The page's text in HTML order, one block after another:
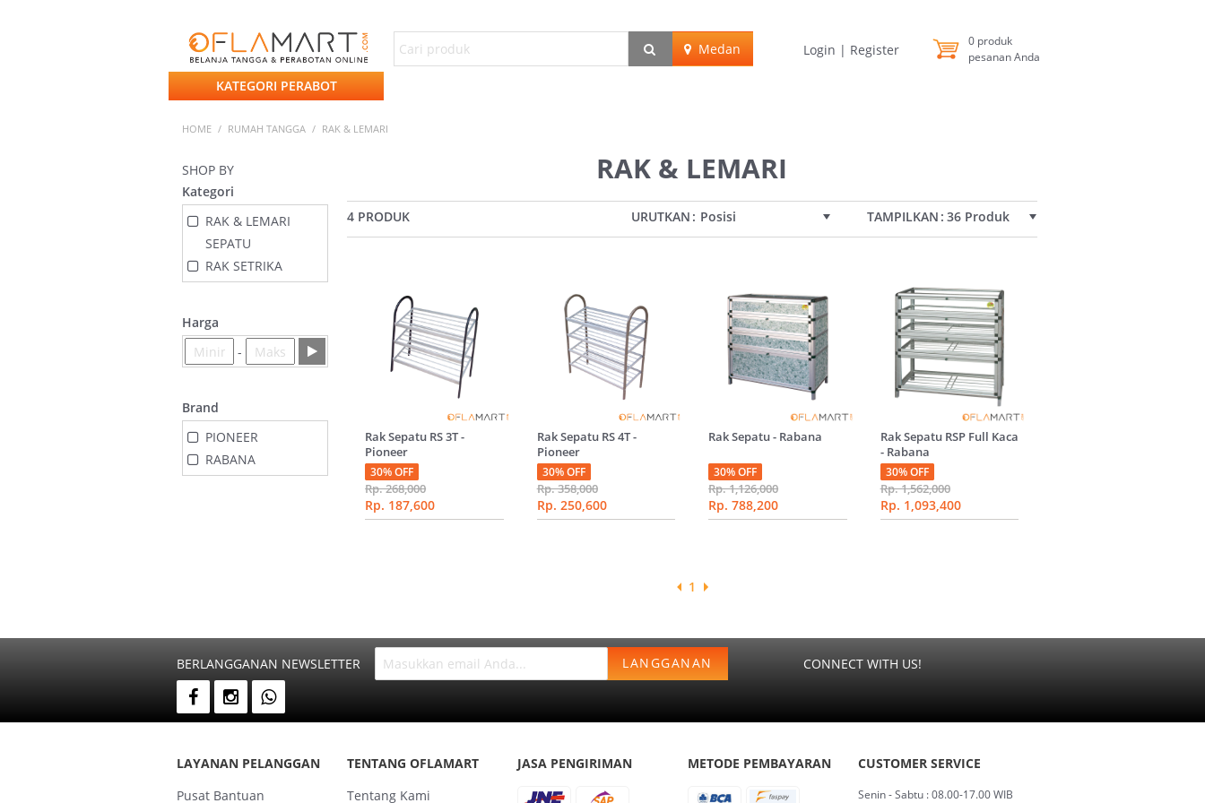
Medan Login | Register
0 produk
pesanan Anda
KATEGORI PERABOT
HOME / RUMAH TANGGA / RAK & LEMARI
RAK & LEMARI
4 PRODUK URUTKAN Posisi TAMPILKAN 36 Produk
Rak Sepatu RS 3T -
Pioneer
30% OFF
Rp. 268,000
Rp. 187,600
Rak Sepatu RS 4T -
Pioneer
30% OFF
Rp. 358,000
Rp. 250,600
Rak Sepatu - Rabana
30% OFF
Rp. 1,126,000
Rp. 788,200
Rak Sepatu RSP Full Kaca
- Rabana
30% OFF
Rp. 1,562,000
Rp. 1,093,400
1
SHOP BY
Kategori
RAK & LEMARI
SEPATU
RAK SETRIKA
Harga
-
Brand
PIONEER
RABANA
BERLANGGANAN NEWSLETTER LANGGANAN CONNECT WITH US!
LAYANAN PELANGGAN
Pusat Bantuan
TENTANG OFLAMART
Tentang Kami
JASA PENGIRIMAN METODE PEMBAYARAN CUSTOMER SERVICE
Senin - Sabtu : 08.00-17.00 WIB